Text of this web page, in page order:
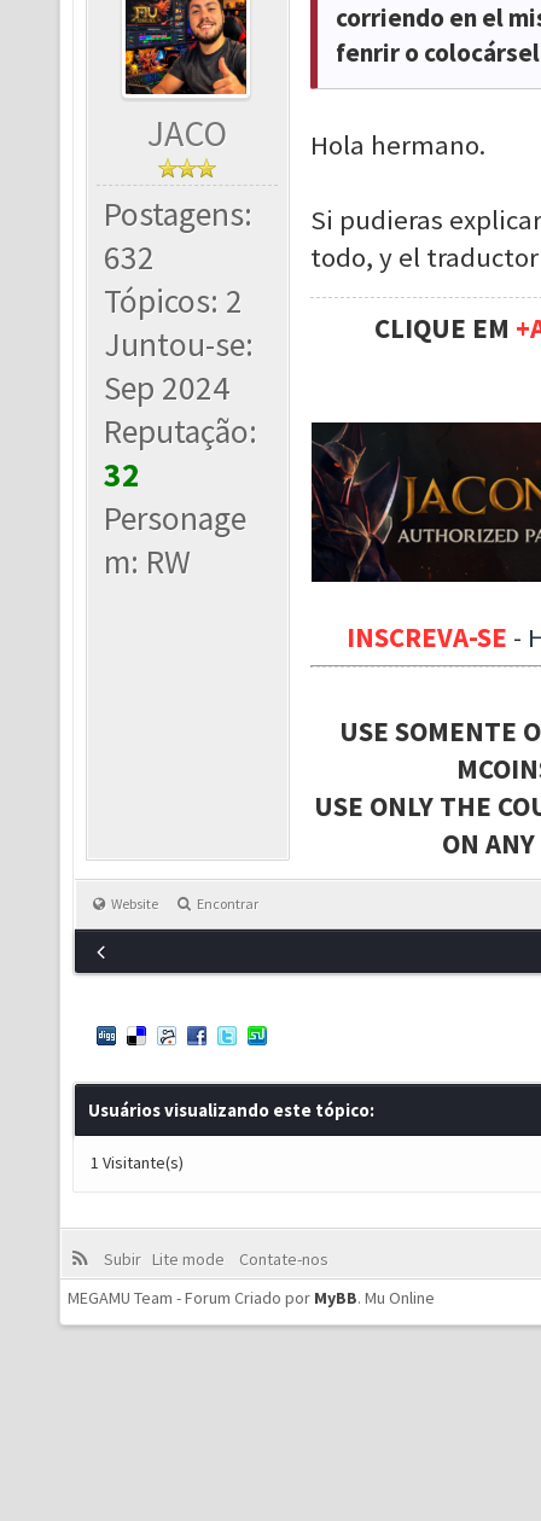
JACO
Postagens:
632
Tópicos: 2
Juntou-se:
Sep 2024
Reputação:
32
Personage
m: RW
corriendo en el
fenrir o
Hola hermano.
Si pudieras
todo, y el
CLIQUE EM
INSCREVA-SE -
USE SOMENTE
USE ONLY THE
ON
Website Encontrar
Usuários visualizando este tópico:
1 Visitante(s)
Subir Lite mode
Contate-nos
MEGAMU Team - Forum Criado por MyBB. Mu Online